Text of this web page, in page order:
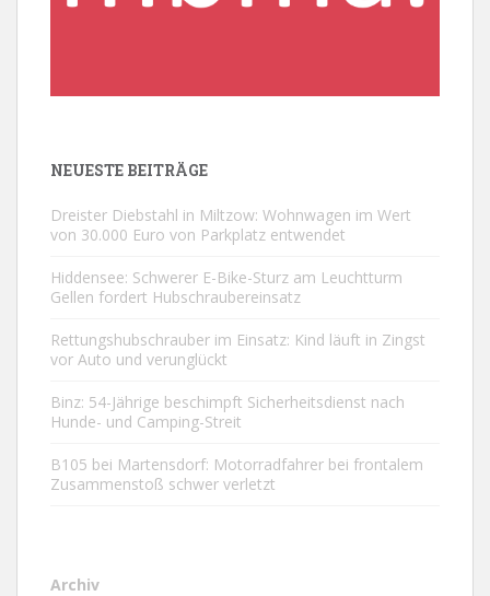
NEUESTE BEITRÄGE
Dreister Diebstahl in Miltzow: Wohnwagen im Wert
von 30.000 Euro von Parkplatz entwendet
Hiddensee: Schwerer E-Bike-Sturz am Leuchtturm
Gellen fordert Hubschraubereinsatz
Rettungshubschrauber im Einsatz: Kind läuft in Zingst
vor Auto und verunglückt
Binz: 54-Jährige beschimpft Sicherheitsdienst nach
Hunde- und Camping-Streit
B105 bei Martensdorf: Motorradfahrer bei frontalem
Zusammenstoß schwer verletzt
Archiv